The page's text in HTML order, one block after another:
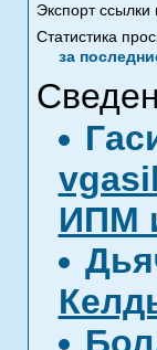
Экспорт
Статистика
за
ИПМ